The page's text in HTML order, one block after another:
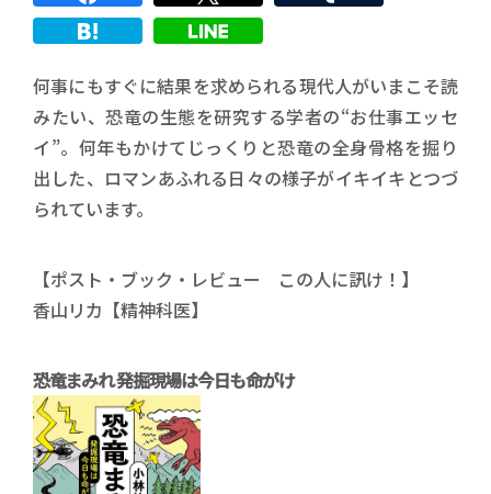
何事にもすぐに結果を求められる現代人がいまこそ読
みたい、恐竜の生態を研究する学者の“お仕事エッセ
イ”。何年もかけてじっくりと恐竜の全身骨格を掘り
出した、ロマンあふれる日々の様子がイキイキとつづ
られています。
【ポスト・ブック・レビュー この人に訊け！】
香山リカ【精神科医】
恐竜まみれ 発掘現場は今日も命がけ